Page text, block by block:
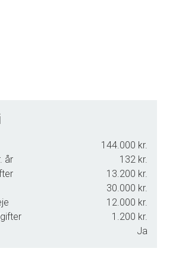
144.000 kr.
år
132 kr.
13.200 kr.
30.000 kr.
12.000 kr.
1.200 kr.
Ja